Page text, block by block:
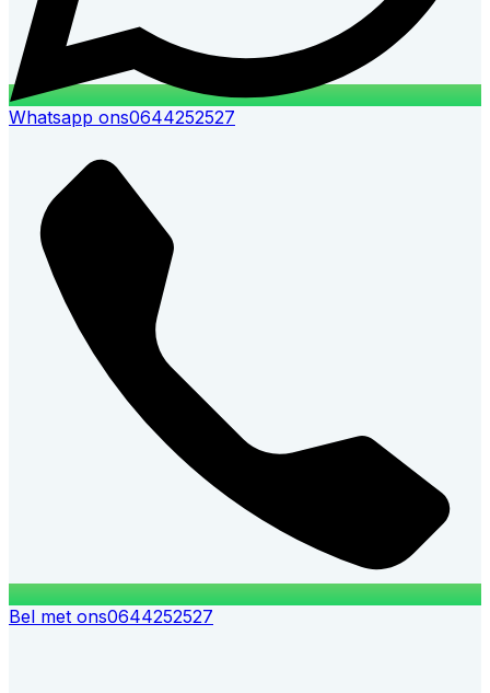
Whatsapp ons0644252527
Bel met ons0644252527